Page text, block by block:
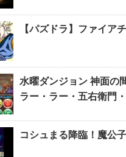
【パズドラ】ファイア
水曜ダンジョン 神面
ラー・ラー・五右衛門
コシュまる降臨！魔公